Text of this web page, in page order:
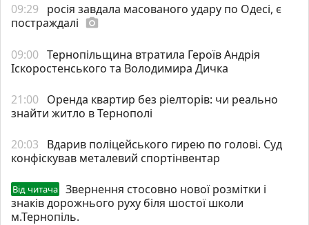
09:29
росія завдала масованого удару по Одесі, є
постраждалі photo_camera
09:00 Тернопільщина втратила Героїв Андрія
Іскоростенського та Володимира Дичка
21:00 Оренда квартир без ріелторів: чи реально
знайти житло в Тернополі
20:03
Вдарив поліцейського гирею по голові. Суд
конфіскував металевий спортінвентар
Від читача
Звернення стосовно нової розмітки і
знаків дорожнього руху біля шостої школи
м.Тернопіль.